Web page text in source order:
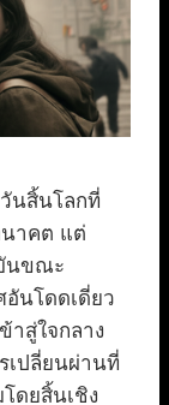
นสิ้นโลกที่
นาคต แต่
นขณะ
นโดดเดี่ยว
าสู่ใจกลาง
เปลี่ยนผ่านที่
ดยสิ้นเชิง